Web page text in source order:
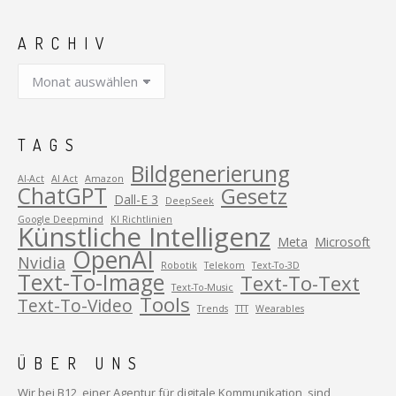
ARCHIV
TAGS
AI-Act AI Act Amazon Bildgenerierung
ChatGPT Dall-E 3 DeepSeek Gesetz
Google Deepmind KI Richtlinien
Künstliche Intelligenz Meta Microsoft
Nvidia OpenAI Robotik Telekom Text-To-3D
Text-To-Image Text-To-Music Text-To-Text
Text-To-Video Tools Trends TTT Wearables
ÜBER UNS
Wir bei B12, einer Agentur für digitale Kommunikation, sind